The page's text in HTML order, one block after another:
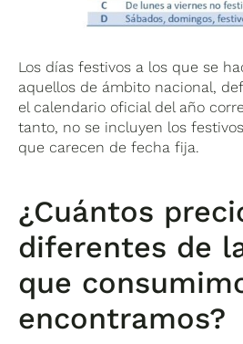
Los días festivos a los que se
aquellos de ámbito nacional,
el calendario oficial del año
tanto, no se incluyen los
que carecen de fecha fija.
¿Cuántos
diferentes de
que
encontramos?